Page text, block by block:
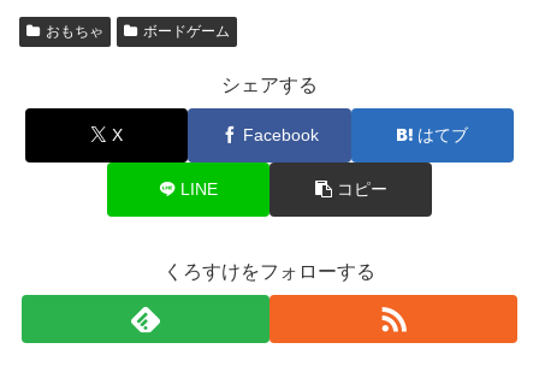
おもちゃ ボードゲーム
シェアする
X Facebook はてブ
LINE コピー
くろすけをフォローする